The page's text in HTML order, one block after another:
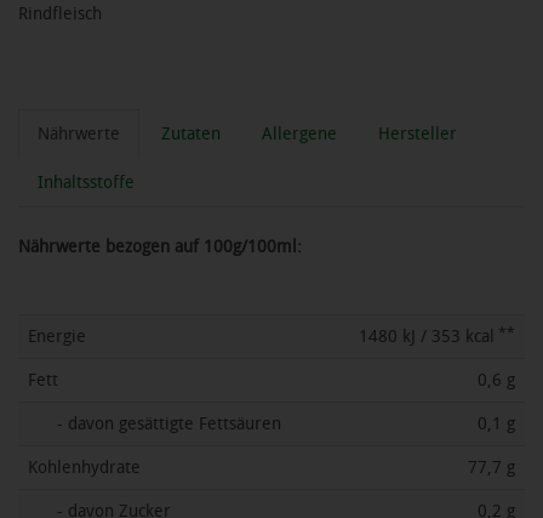
Rindfleisch
Nährwerte Zutaten Allergene Hersteller
Inhaltsstoffe
Nährwerte bezogen auf 100g/100ml:
Energie 1480 kJ / 353 kcal **
Fett 0,6 g
- davon gesättigte Fettsäuren 0,1 g
Kohlenhydrate 77,7 g
- davon Zucker 0,2 g